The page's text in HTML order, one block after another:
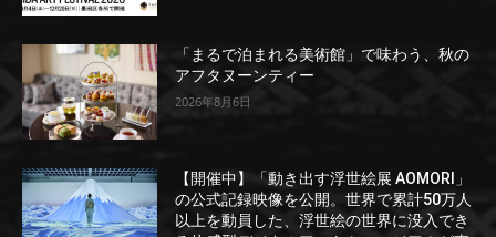
「まるで泊まれる美術館」で味わう、秋の
アフタヌーンティー
2026年8月6日
【開催中】「動き出す浮世絵展 AOMORI」
の公式記録映像を公開。世界で累計50万人
以上を動員した、浮世絵の世界に没入でき